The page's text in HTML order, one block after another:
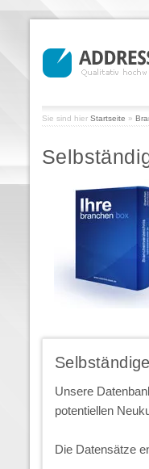
Sie sind hier Startseite »
Unsere
potentiellen
Die Datensätze